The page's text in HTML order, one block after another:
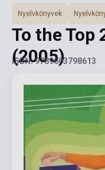
Nyelvkönyvek
To the Top
(2005)
ISBN: 9789603798613